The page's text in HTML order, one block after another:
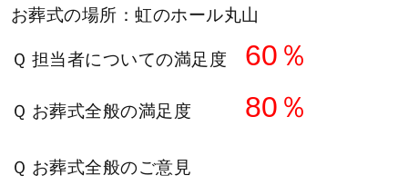
お葬式の場所：虹のホール丸山
Ｑ 担当者についての満足度 60％
Ｑ お葬式全般の満足度 80％
Ｑ お葬式全般のご意見